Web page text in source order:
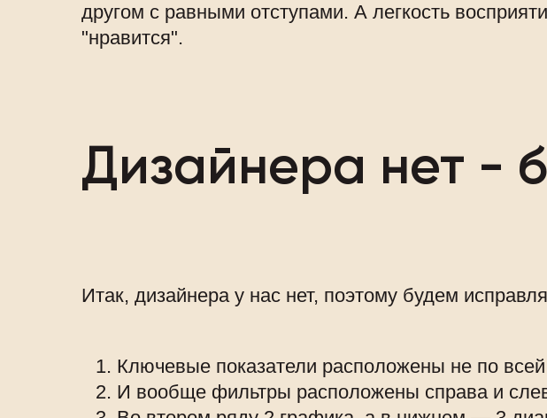
другом с равными отступами. А легкость
"нравится".
Дизайнера нет -
Итак, дизайнера у нас нет, поэтому будем
Ключевые показатели расположены не по
И вообще фильтры расположены справа и